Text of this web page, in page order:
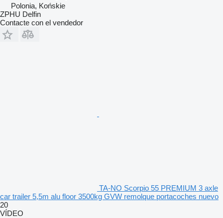
Polonia, Końskie
ZPHU Delfin
Contacte con el vendedor
TA-NO Scorpio 55 PREMIUM 3 axle
car trailer 5,5m alu floor 3500kg GVW remolque portacoches nuevo
20
VÍDEO